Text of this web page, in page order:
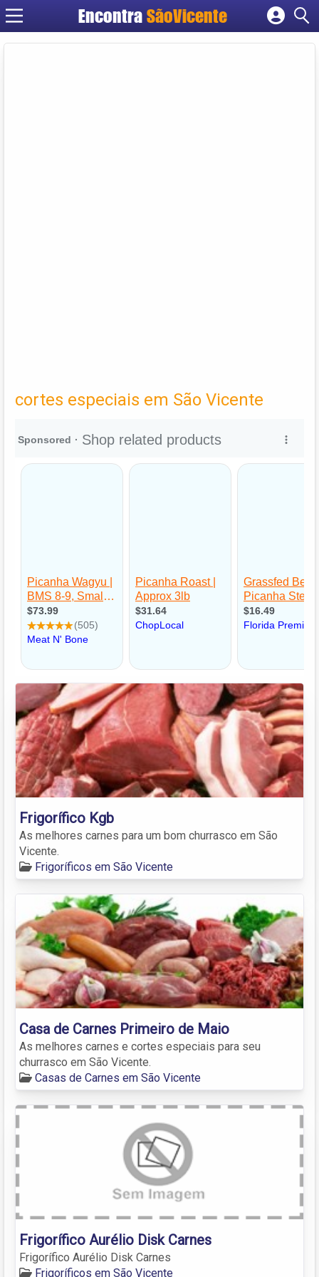
Encontra SãoVicente
Cadastrar empresa
cortes especiais em São Vicente
Frigorífico Kgb
As melhores carnes para um bom churrasco em São
Vicente.
Frigoríficos em São Vicente
Casa de Carnes Primeiro de Maio
As melhores carnes e cortes especiais para seu
churrasco em São Vicente.
Casas de Carnes em São Vicente
Frigorífico Aurélio Disk Carnes
Frigorífico Aurélio Disk Carnes
Frigoríficos em São Vicente